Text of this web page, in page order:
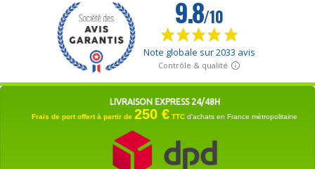
LIVRAISON EXPRESS 24/48H
Frais de port offert à partir de 250 € TTC d'achats en France métropolitaine